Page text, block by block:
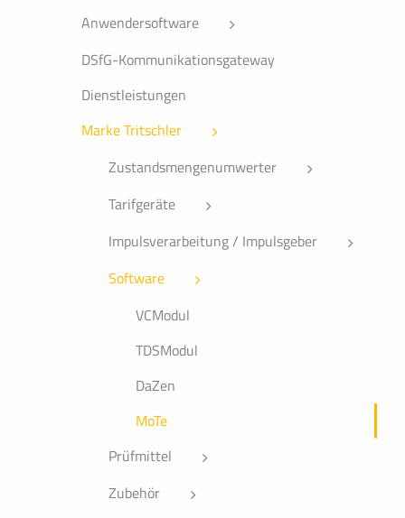
Anwendersoftware
DSfG-Kommunikationsgateway
Dienstleistungen
Marke Tritschler
Zustandsmengenumwerter
Tarifgeräte
Impulsverarbeitung / Impulsgeber
Software
VCModul
TDSModul
DaZen
MoTe
Prüfmittel
Zubehör